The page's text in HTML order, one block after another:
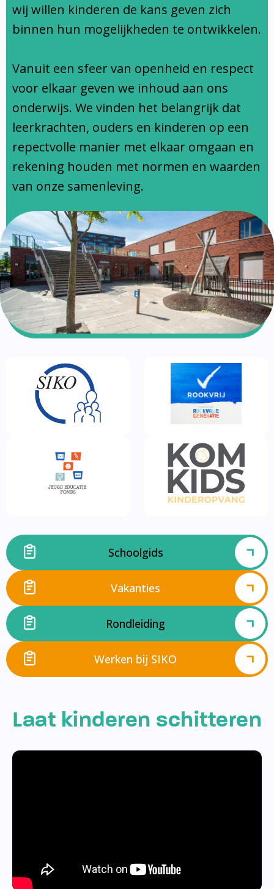
Ondersteuningsprofiel
wij willen kinderen de kans geven zich
binnen hun mogelijkheden te ontwikkelen.
Vanuit een sfeer van openheid en respect
voor elkaar geven we inhoud aan ons
onderwijs. We vinden het belangrijk dat
leerkrachten, ouders en kinderen op een
repectvolle manier met elkaar omgaan en
rekening houden met normen en waarden
van onze samenleving.
Schoolgids
Vakanties
Rondleiding
Werken bij SIKO
Laat kinderen schitteren